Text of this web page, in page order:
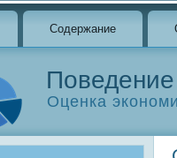
Содержание
Оценка